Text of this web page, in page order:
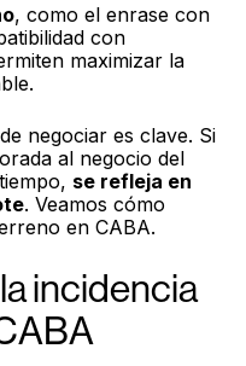
, como el enrase con
con
maximizar la
negociar es clave. Si
al negocio del
se refleja en
. Veamos cómo
en CABA.
incidencia